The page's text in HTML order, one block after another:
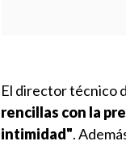
El director técnico
rencillas con la
intimidad".